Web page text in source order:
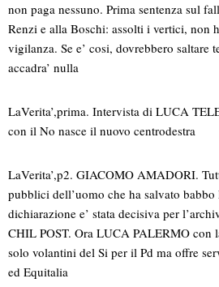
non paga nessuno. Prima sentenza sul
Renzi e alla Boschi: assolti i vertici, non
vigilanza. Se e’ cosi, dovrebbero saltare
accadra’ nulla
LaVerita’,prima. Intervista di LUCA
con il No nasce il nuovo centrodestra
LaVerita’,p2. GIACOMO AMADORI.
pubblici dell’uomo che ha salvato babbo
dichiarazione e’ stata decisiva per
CHIL POST. Ora LUCA PALERMO con
solo volantini del Si per il Pd ma offre
ed Equitalia